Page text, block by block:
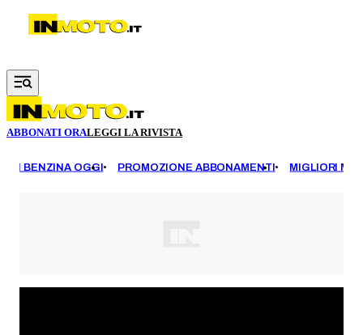
Vai al contenuto principale
ABBONATI ORALEGGI LA RIVISTA
BENZINA OGGI PROMOZIONE ABBONAMENTI MIGLIORI